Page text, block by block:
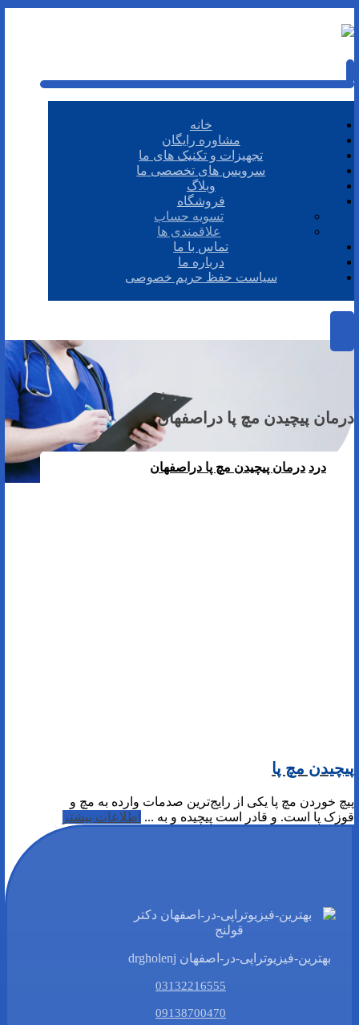
خانه
مشاوره رایگان
تجهیزات و تکنیک های ما
سرویس های تخصصی ما
وبلاگ
فروشگاه
تسویه حساب
علاقمندی ها
تماس با ما
درباره ما
سیاست حفظ حریم خصوصی
درمان پیچیدن مچ پا دراصفهان
درد درمان پیچیدن مچ پا دراصفهان
پیچیدن مچ پا
پیچ خوردن مچ پا یکی از رایج‌ترین صدمات وارده به مچ و
قوزک پا است. و قادر است پیچیده و به ... اطلاعات بیشتر
بهترین-فیزیوتراپی-در-اصفهان drgholenj
03132216555
09138700470